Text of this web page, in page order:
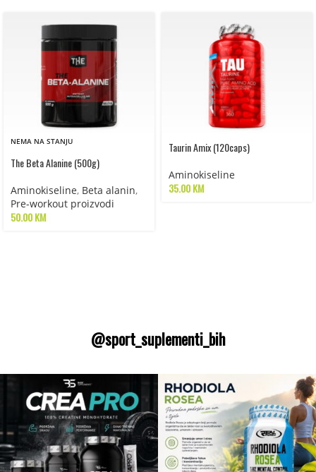
NEMA NA STANJU
The Beta Alanine (500g)
Aminokiseline, Beta alanin,
Pre-workout proizvodi
50.00KM
Taurin Amix (120caps)
Aminokiseline
35.00KM
@sport_suplementi_bih